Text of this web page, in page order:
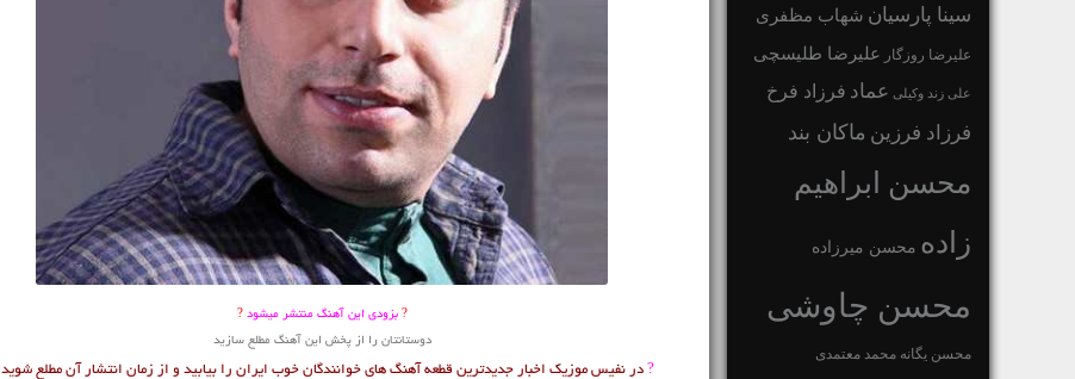
سینا پارسیان شهاب مظفری
علیرضا روزگار علیرضا طلیسچی
علی زند وکیلی عماد فرزاد فرخ
فرزاد فرزین ماکان بند
محسن ابراهیم
زاده محسن میرزاده
محسن چاوشی
محسن یگانه محمد معتمدی
? بزودی این آهنگ منتشر میشود ?
دوستانتان را از پخش این آهنگ مطلع سازید
? درنفیس موزیک اخبار جدیدترین قطعه آهنگ های خوانندگان خوب ایران را بیابید و از زمان انتشار آن مطلع شوید